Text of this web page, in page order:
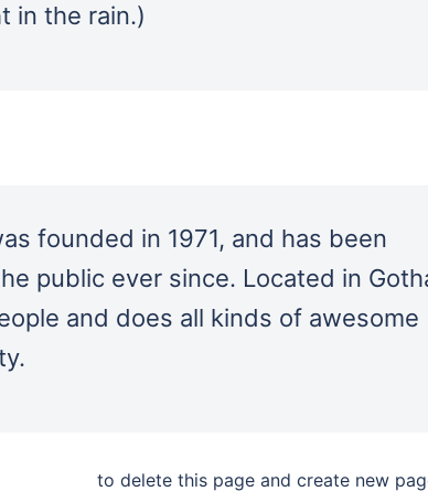
in the rain.)
founded in 1971, and has been
public ever since. Located in
and does all kinds of awesome
to delete this page and create new